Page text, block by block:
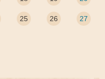
25 26 27